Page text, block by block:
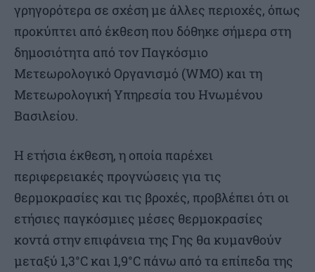
γρηγορότερα σε σχέση με άλλες περιοχές, όπως
προκύπτει από έκθεση που δόθηκε σήμερα στη
δημοσιότητα από τον Παγκόσμιο
Μετεωρολογικό Οργανισμό (WMO) και τη
Μετεωρολογική Υπηρεσία του Ηνωμένου
Βασιλείου.
Η ετήσια έκθεση, η οποία παρέχει
περιφερειακές προγνώσεις για τις
θερμοκρασίες και τις βροχές, προβλέπει ότι οι
ετήσιες παγκόσμιες μέσες θερμοκρασίες
κοντά στην επιφάνεια της Γης θα κυμανθούν
μεταξύ 1,3°C και 1,9°C πάνω από τα επίπεδα της